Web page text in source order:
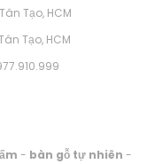
Tạo, HCM
Tạo, HCM
- bàn gỗ tự nhiên -